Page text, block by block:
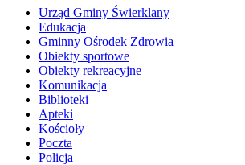
Urząd Gminy Świerklany
Edukacja
Gminny Ośrodek Zdrowia
Obiekty sportowe
Obiekty rekreacyjne
Komunikacja
Biblioteki
Apteki
Kościoły
Poczta
Policja